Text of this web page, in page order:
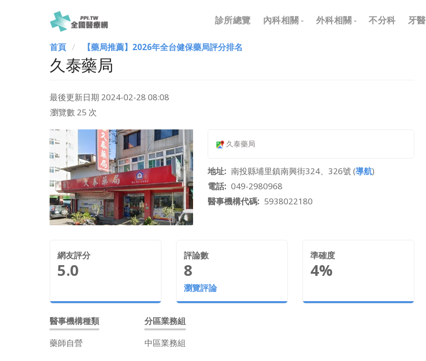
Main
navigation
診所總覽 內科相關 外科相關
整形外科
不分科 牙醫
首頁 【藥局推薦】2026年全台健保藥局評分排名
久泰藥局
最後更新日期 2024-02-28 08:08
瀏覽數 25 次
久泰藥局
地址 南投縣埔里鎮南興街324、326號 (導航)
電話
049-2980968
醫事機構代碼
5938022180
網友評分
5.0
評論數
8
瀏覽評論
準確度
4%
醫事機構種類
藥師自營
分區業務組
中區業務組